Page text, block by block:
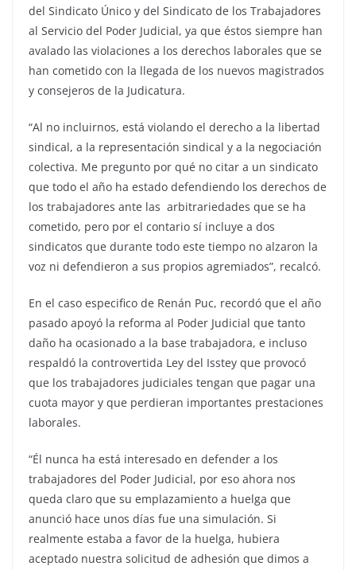
del Sindicato Único y del Sindicato de los Trabajadores
al Servicio del Poder Judicial, ya que éstos siempre han
avalado las violaciones a los derechos laborales que se
han cometido con la llegada de los nuevos magistrados
y consejeros de la Judicatura.
“Al no incluirnos, está violando el derecho a la libertad
sindical, a la representación sindical y a la negociación
colectiva. Me pregunto por qué no citar a un sindicato
que todo el año ha estado defendiendo los derechos de
los trabajadores ante las arbitrariedades que se ha
cometido, pero por el contario sí incluye a dos
sindicatos que durante todo este tiempo no alzaron la
voz ni defendieron a sus propios agremiados”, recalcó.
En el caso especifico de Renán Puc, recordó que el año
pasado apoyó la reforma al Poder Judicial que tanto
daño ha ocasionado a la base trabajadora, e incluso
respaldó la controvertida Ley del Isstey que provocó
que los trabajadores judiciales tengan que pagar una
cuota mayor y que perdieran importantes prestaciones
laborales.
“Él nunca ha está interesado en defender a los
trabajadores del Poder Judicial, por eso ahora nos
queda claro que su emplazamiento a huelga que
anunció hace unos días fue una simulación. Si
realmente estaba a favor de la huelga, hubiera
aceptado nuestra solicitud de adhesión que dimos a